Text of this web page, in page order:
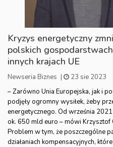
Kryzys energetyczny
polskich
innych krajach UE
Newseria Biznes |
23 sie 2023
– Zarówno Unia Europejska, jak i
podjęły ogromny wysiłek, żeby
energetycznego. Od września 2021
ok. 650 mld euro – mówi Krzysztof
Problem w tym, że poszczególne
działaniach kompensacyjnych,